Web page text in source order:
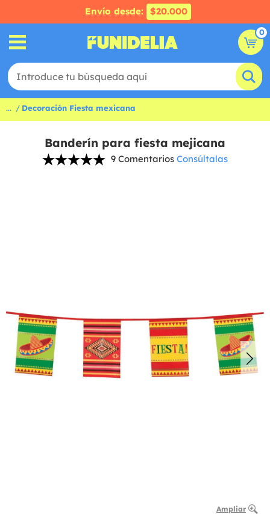
Envío desde: $20.000
0
... Decoración Fiesta mexicana
Banderín para fiesta mejicana
9 Comentarios Consúltalas
Ampliar